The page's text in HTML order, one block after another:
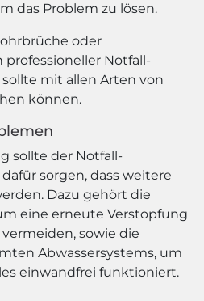
das Problem zu lösen.
oder
professioneller Notfall-
mit allen Arten von
können.
sollte der Notfall-
sorgen, dass weitere
Dazu gehört die
eine erneute Verstopfung
sowie die
Abwassersystems, um
einwandfrei funktioniert.